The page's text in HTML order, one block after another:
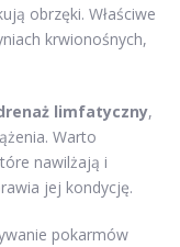
obrzęki. Właściwe
krwionośnych,
limfatyczny,
Warto
nawilżają i
jej kondycję.
pokarmów